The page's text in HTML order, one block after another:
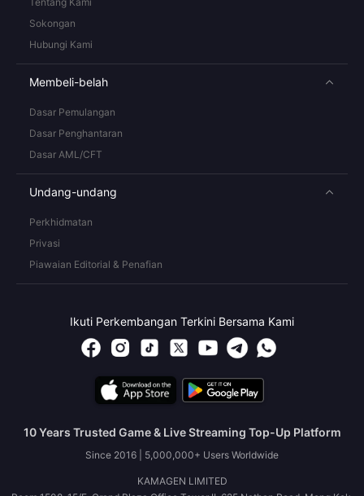
Sokongan
Hubungi Kami
Membeli-belah
Dasar Pemulangan
Dasar Penghantaran
Dasar AML/CFT
Undang-undang
Perkhidmatan
Privasi
Piawaian Editorial & Penafian
Ikuti Perkembangan Terkini Bersama Kami
10 Years Trusted Game & Live Streaming Top-Up Platform
Since 2016 | 5,000,000+ Users Worldwide
KAMAGEN LIMITED